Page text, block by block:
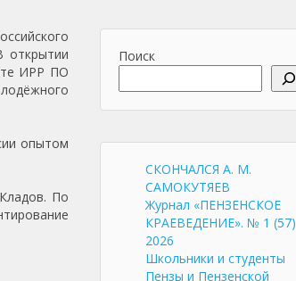
открытии
ИРР ПО
опытом
По
Поиск
СКОНЧАЛСЯ А. М.
САМОКУТЯЕВ
Журнал «ПЕНЗЕНСКОЕ
КРАЕВЕДЕНИЕ». № 1 (57)
2026
Школьники и студенты
Пензы и Пензенской